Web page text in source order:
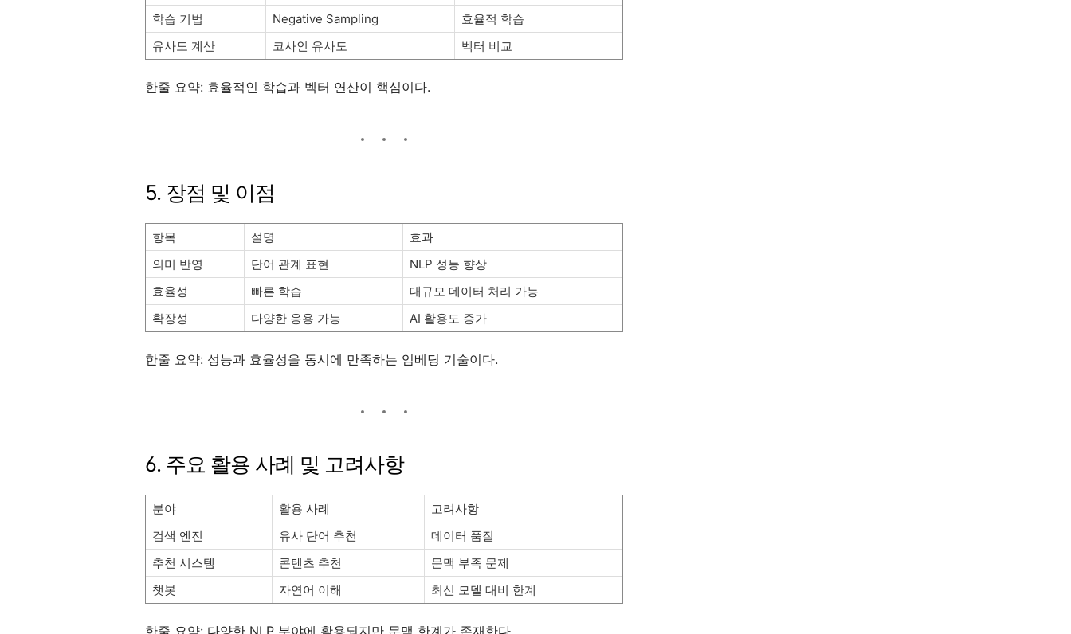
학습 기법
Negative Sampling
효율적 학습
유사도 계산
코사인 유사도 벡터 비교
한줄 요약: 효율적인 학습과 벡터 연산이 핵심이다.
5. 장점 및 이점
항목 설명
효과
의미 반영
단어 관계 표현
NLP 성능 향상
효율성
빠른 학습
대규모 데이터 처리 가능
확장성
다양한 응용 가능 AI 활용도 증가
한줄 요약: 성능과 효율성을 동시에 만족하는 임베딩 기술이다.
6. 주요 활용 사례 및 고려사항
분야 활용 사례
고려사항
검색 엔진
유사 단어 추천
데이터 품질
추천 시스템
콘텐츠 추천
문맥 부족 문제
챗봇
자연어 이해 최신 모델 대비 한계